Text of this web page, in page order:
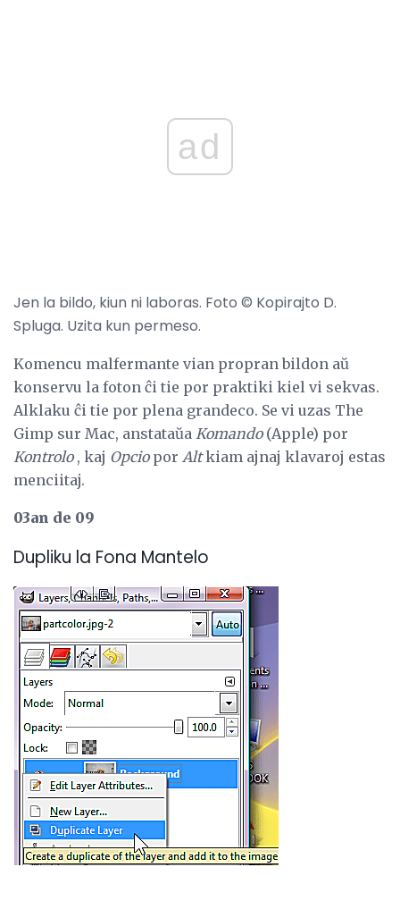
ad
Jen la bildo, kiun ni laboras. Foto © Kopirajto D.
Spluga. Uzita kun permeso.
Komencu malfermante vian propran bildon aŭ
konservu la foton ĉi tie por praktiki kiel vi sekvas.
Alklaku ĉi tie por plena grandeco. Se vi uzas The
Gimp sur Mac, anstataŭa Komando(Apple) por
Kontrolo, kaj Opciopor Altkiam ajnaj klavaroj estas
menciitaj.
03an de 09
Dupliku la Fona Mantelo